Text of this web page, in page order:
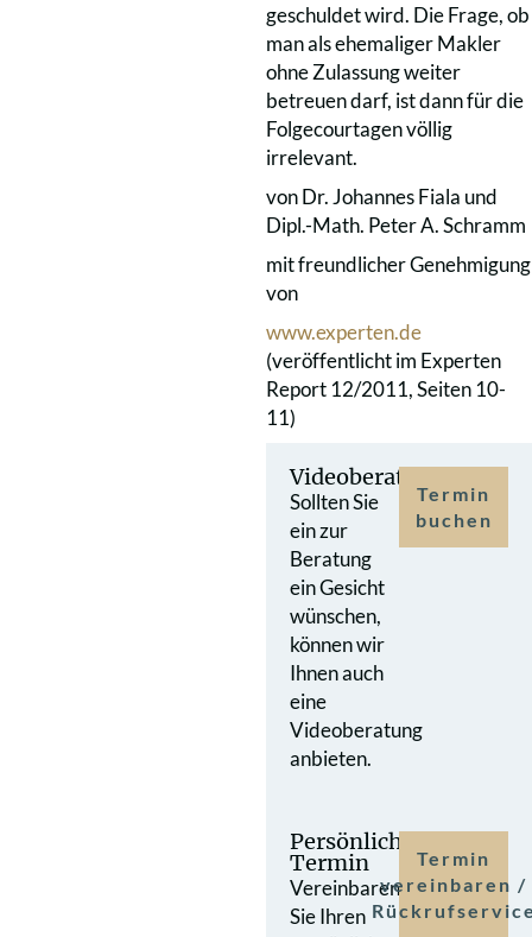
geschuldet wird. Die Frage, ob
man als ehemaliger Makler
ohne Zulassung weiter
betreuen darf, ist dann für die
Folgecourtagen völlig
irrelevant.
von Dr. Johannes Fiala und
Dipl.-Math. Peter A. Schramm
mit freundlicher Genehmigung
von
www.experten.de
(veröffentlicht im Experten
Report 12/2011, Seiten 10-
11)
Videoberatung
Sollten Sie
ein zur
Beratung
ein Gesicht
wünschen,
können wir
Ihnen auch
eine
Videoberatung
anbieten.
Termin
buchen
Persönlicher
Termin
Vereinbaren
Sie Ihren
Termin
vereinbaren /